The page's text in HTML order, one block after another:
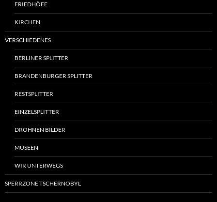
FRIEDHÖFE
KIRCHEN
VERSCHIEDENES
BERLINER SPLITTER
BRANDENBURGER SPLITTER
RESTSPLITTER
EINZELSPLITTER
DROHNEN BILDER
MUSEEN
WIR UNTERWEGS
SPERRZONE TSCHERNOBYL